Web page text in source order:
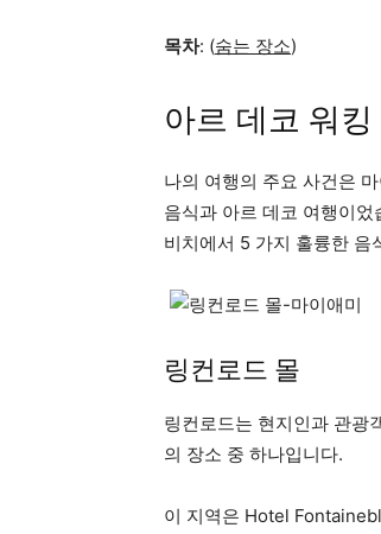
목차: (숨는 장소)
아르 데코 워킹
나의 여행의 주요 사건은
음식과 아르 데코 여행이
비치에서 5 가지 훌륭한 음
링컨로드 몰
링컨로드는 현지인과 관광
의 장소 중 하나입니다.
이 지역은 Hotel